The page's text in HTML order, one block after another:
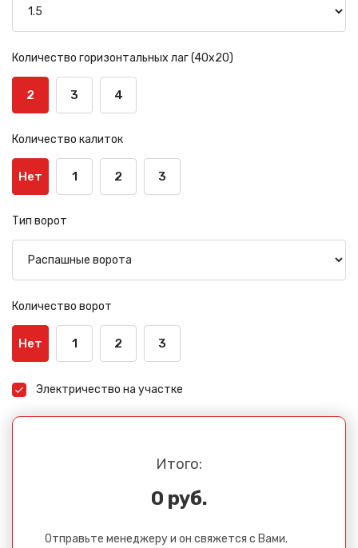
Количество горизонтальных лаг (40х20)
2 3 4
Количество калиток
Нет 1 2 3
Тип ворот
Количество ворот
Нет 1 2 3
Электричество на участке
Итого:
0 руб.
Отправьте менеджеру и он свяжется с Вами.